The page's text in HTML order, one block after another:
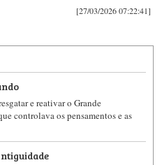
[27/03/2026 07:22:41]
e reativar o Grande
controlava os pensamentos e as